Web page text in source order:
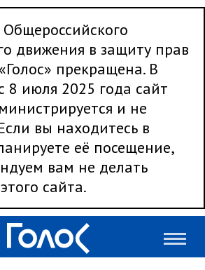
Общероссийского
движения в защиту прав
прекращена. В
8 июля 2025 года сайт
и не
вы находитесь в
её посещение,
вам не делать
сайта.